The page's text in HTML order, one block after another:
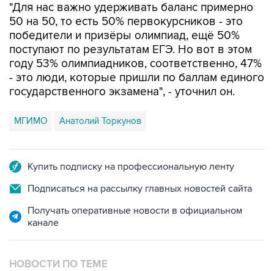
"Для нас важно удерживать баланс примерно
50 на 50, то есть 50% первокурсников - это
победители и призёры олимпиад, ещё 50%
поступают по результатам ЕГЭ. Но вот в этом
году 53% олимпиадников, соответственно, 47%
- это люди, которые пришли по баллам единого
государственного экзамена", - уточнил он.
МГИМО Анатолий Торкунов
Купить подписку на профессиональную ленту
Подписаться на рассылку главных новостей сайта
Получать оперативные новости в официальном
канале
НОВОСТИ ПО ТЕМЕ